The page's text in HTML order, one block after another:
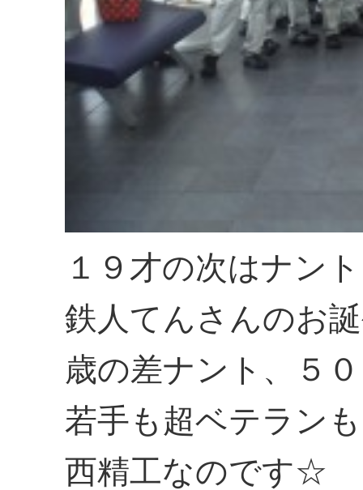
１９才の次はナン
鉄人てんさんのお
歳の差ナント、５
若手も超ベテラン
西精工なのです☆